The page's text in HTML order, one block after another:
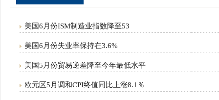
美国6月份ISM制造业指数降至53
美国6月份失业率保持在3.6%
美国5月份贸易逆差降至今年最低水平
欧元区5月调和CPI终值同比上涨8.1％